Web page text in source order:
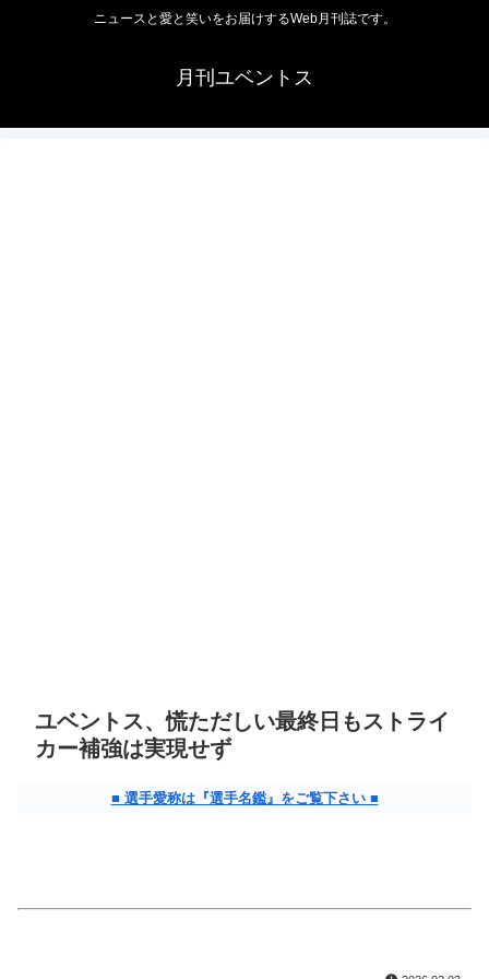
ニュースと愛と笑いをお届けするWeb月刊誌です。
月刊ユベントス
ユベントス、慌ただしい最終日もストライ
カー補強は実現せず
■ 選手愛称は『選手名鑑』をご覧下さい ■